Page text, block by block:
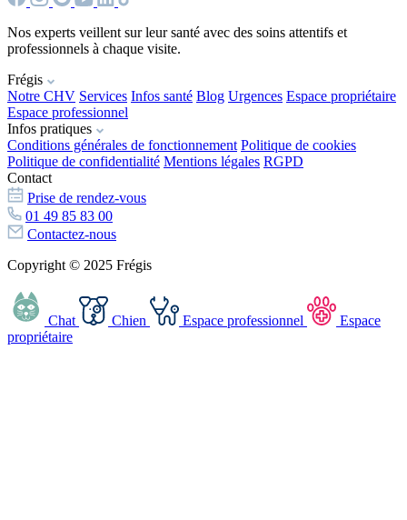
Nos experts veillent sur leur santé avec des soins attentifs et
professionnels à chaque visite.
Frégis
Notre CHV Services Infos santé Blog Urgences Espace propriétaire
Espace professionnel
Infos pratiques
Conditions générales de fonctionnement Politique de cookies
Politique de confidentialité Mentions légales RGPD
Contact
Prise de rendez-vous
01 49 85 83 00
Contactez-nous
Copyright © 2025 Frégis
Chat Chien Espace professionnel
Espace
propriétaire